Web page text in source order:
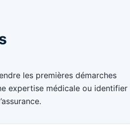
les premières démarches
expertise médicale ou identifier